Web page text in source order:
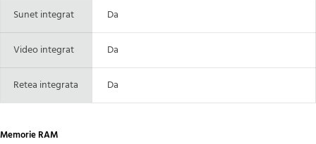
Sunet integrat Da
Video integrat Da
Retea integrata Da
Memorie RAM